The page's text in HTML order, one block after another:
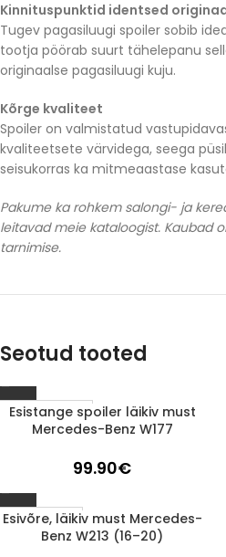
Kinnituspunktid identsed
Tugev pagasiluugi spoiler sobib
tootja pöörab suurt tähelepanu
originaalse pagasiluugi kuju.
Kõrge kvaliteet
Spoiler on valmistatud
kvaliteetsete värvidega, seega
seisukorras ka mitmeaastase
Pakume ka rohkem salongi- ja
leitavad meie kataloogist. Kaubad
tarnimise.
Seotud tooted
Läbimüüdud
Esistange spoiler läikiv must
Mercedes-Benz W177
99.90€
1-3 d.d.
Esivõre, läikiv must Mercedes-
Benz W213 (16–20)